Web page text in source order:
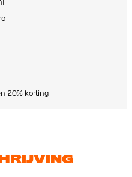
20% korting